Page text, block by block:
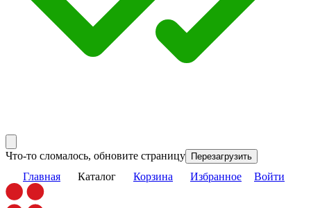
Что-то сломалось, обновите страницу Перезагрузить
Главная Каталог Корзина Избранное Войти